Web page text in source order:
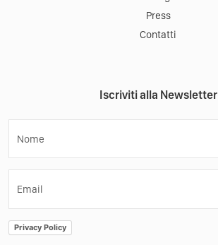
Press
Contatti
Iscriviti alla Newsletter
Nome
Email
Privacy Policy